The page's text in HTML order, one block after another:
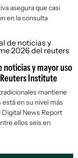
asegura que casi
en la consulta
noticias y mayor uso
Institute
mantiene
está en su nivel más
Digital News Report
ellos seis en